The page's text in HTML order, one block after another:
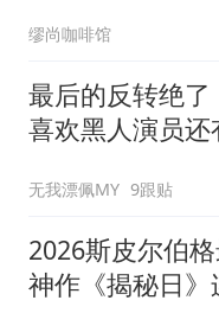
缪尚咖啡馆
最后的反转绝了
喜欢黑人演员还
无我漂佩MY 9跟贴
2026斯皮尔伯
神作《揭秘日》